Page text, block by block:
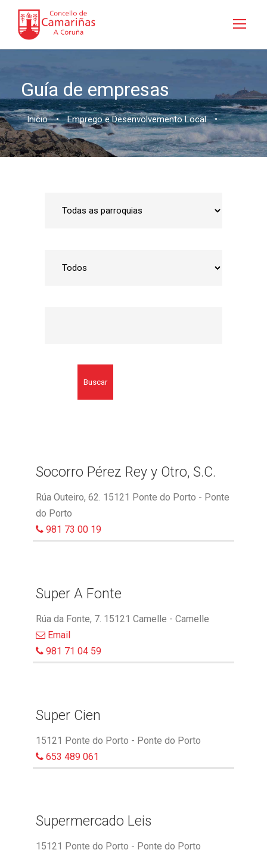
Guía de empresas
Inicio • Emprego e Desenvolvemento Local •
Buscar
Socorro Pérez Rey y Otro, S.C.
Rúa Outeiro, 62. 15121 Ponte do Porto - Ponte
do Porto
981 73 00 19
Super A Fonte
Rúa da Fonte, 7. 15121 Camelle - Camelle
Email
981 71 04 59
Super Cien
15121 Ponte do Porto - Ponte do Porto
653 489 061
Supermercado Leis
15121 Ponte do Porto - Ponte do Porto